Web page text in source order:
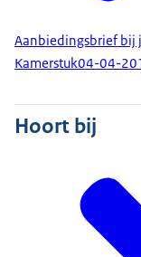
Aanbiedingsbrief bij
Kamerstuk04-04-
Hoort bij